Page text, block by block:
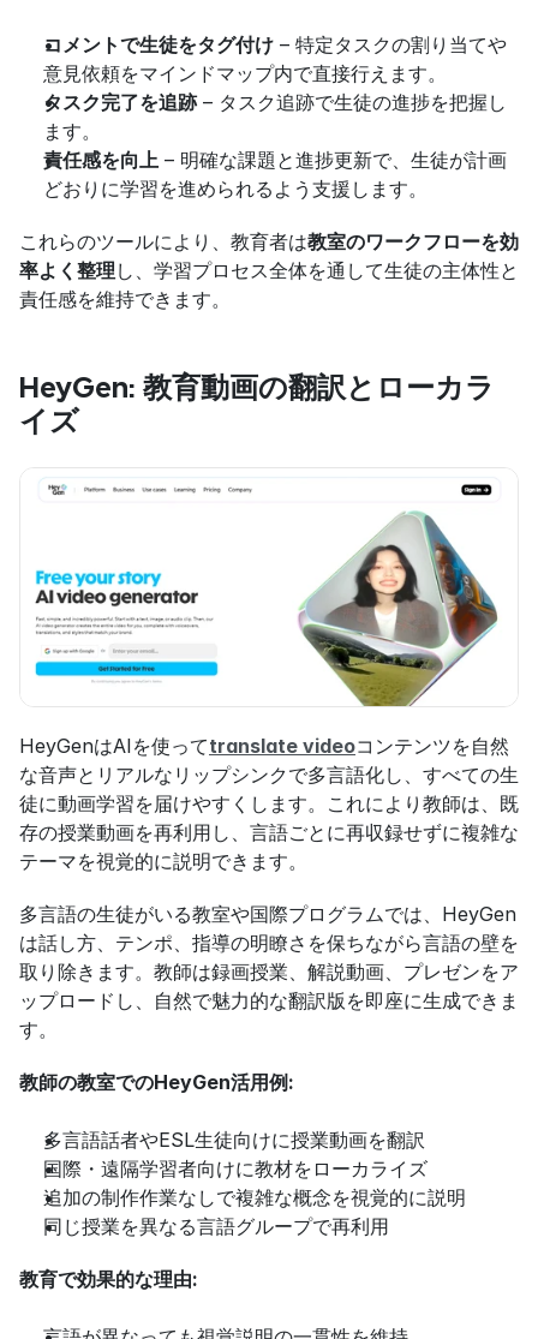
コメントで生徒をタグ付け – 特定タスクの割り当てや
意見依頼をマインドマップ内で直接行えます。
タスク完了を追跡 – タスク追跡で生徒の進捗を把握し
ます。
責任感を向上 – 明確な課題と進捗更新で、生徒が計画
どおりに学習を進められるよう支援します。
これらのツールにより、教育者は教室のワークフローを効
率よく整理 し、学習プロセス全体を通して生徒の主体性と
責任感を維持できます。
HeyGen: 教育動画の翻訳とローカラ
イズ
HeyGenはAIを使ってtranslate videoコンテンツを自然
な音声とリアルなリップシンクで多言語化し、すべての生
徒に動画学習を届けやすくします。これにより教師は、既
存の授業動画を再利用し、言語ごとに再収録せずに複雑な
テーマを視覚的に説明できます。
多言語の生徒がいる教室や国際プログラムでは、HeyGen
は話し方、テンポ、指導の明瞭さを保ちながら言語の壁を
取り除きます。教師は録画授業、解説動画、プレゼンをア
ップロードし、自然で魅力的な翻訳版を即座に生成できま
す。
教師の教室でのHeyGen活用例:
多言語話者やESL生徒向けに授業動画を翻訳
国際・遠隔学習者向けに教材をローカライズ
追加の制作作業なしで複雑な概念を視覚的に説明
同じ授業を異なる言語グループで再利用
教育で効果的な理由: